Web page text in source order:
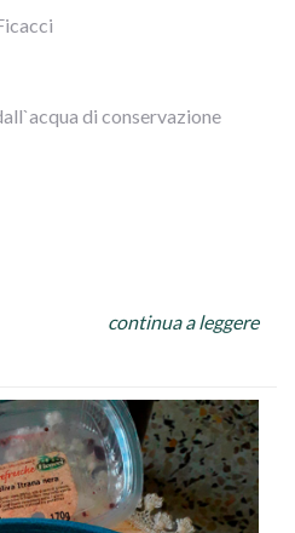
di conservazione
,patate a tocchettoni,germogli
l`acqua corrente!!!(a me
piu` morbida
minuto)
continua a leggere